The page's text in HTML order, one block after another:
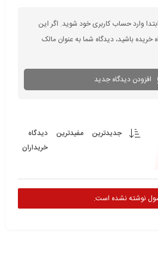
وارد حساب کاربری خود شوید. اگر این
خریده باشید، دیدگاه شما به عنوان مالک
افزودن دیدگاه جدید
جدیدترین مفیدترین
دیدگاه
خریداران
نوشته نشده است.